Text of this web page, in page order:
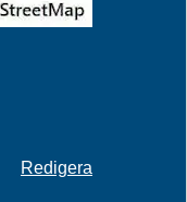
Redigera